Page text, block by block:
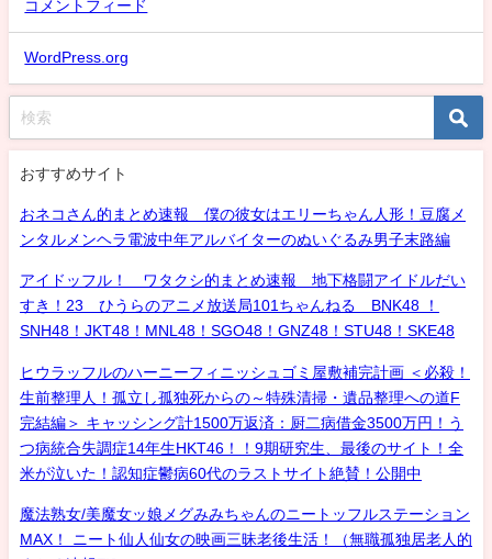
コメントフィード
WordPress.org
おすすめサイト
おネコさん的まとめ速報 僕の彼女はエリーちゃん人形！豆腐メ
ンタルメンヘラ電波中年アルバイターのぬいぐるみ男子末路編
アイドッフル！ ワタクシ的まとめ速報 地下格闘アイドルだい
すき！23 ひうらのアニメ放送局101ちゃんねる BNK48 ！
SNH48！JKT48！MNL48！SGO48！GNZ48！STU48！SKE48
ヒウラッフルのハーニーフィニッシュゴミ屋敷補完計画 ＜必殺！
生前整理人！孤立し孤独死からの～特殊清掃・遺品整理への道F
完結編＞ キャッシング計1500万返済：厨二病借金3500万円！う
つ病統合失調症14年生HKT46！！9期研究生、最後のサイト！全
米が泣いた！認知症鬱病60代のラストサイト絶賛！公開中
魔法熟女/美魔女ッ娘メグみみちゃんのニートッフルステーション
MAX！ ニート仙人仙女の映画三昧老後生活！（無職孤独居老人的